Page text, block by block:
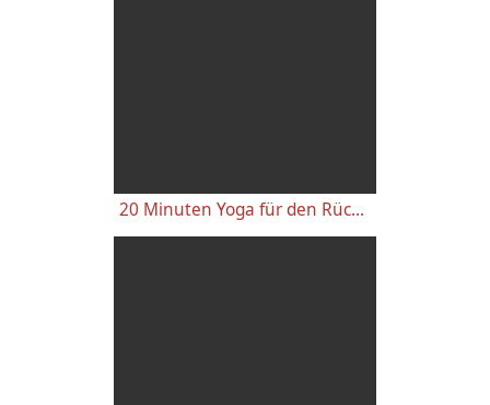
20 Minuten Yoga für den Rücken - Anfänger-Level